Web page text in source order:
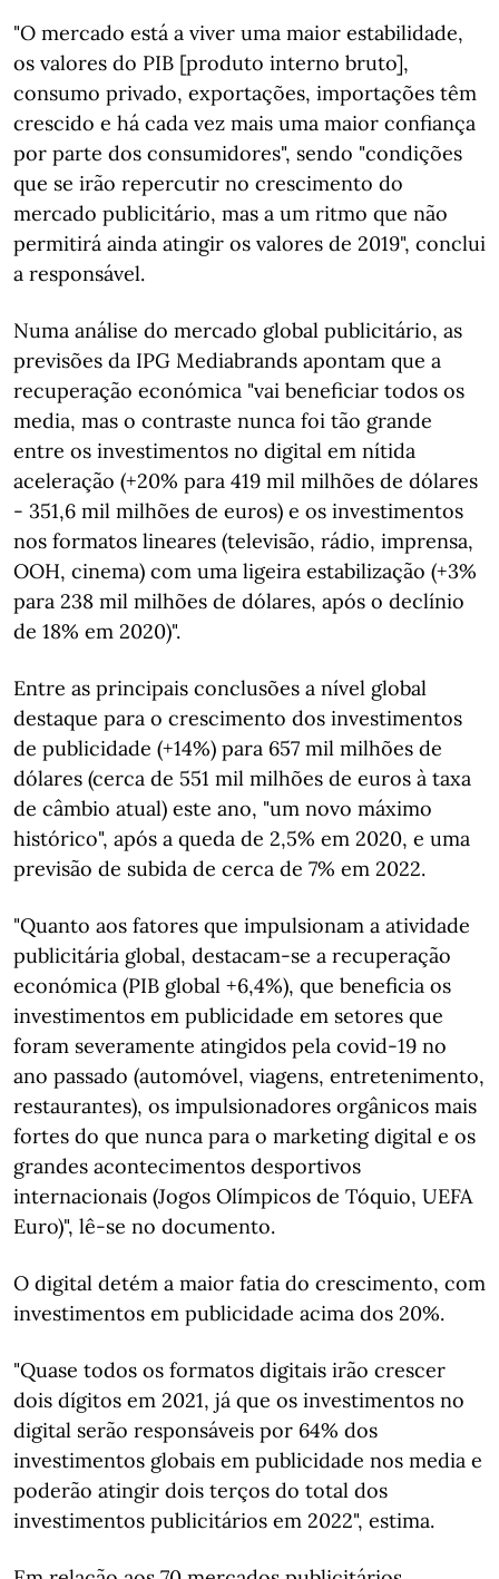
"O mercado está a viver uma maior estabilidade,
os valores do PIB [produto interno bruto],
consumo privado, exportações, importações têm
crescido e há cada vez mais uma maior confiança
por parte dos consumidores", sendo "condições
que se irão repercutir no crescimento do
mercado publicitário, mas a um ritmo que não
permitirá ainda atingir os valores de 2019", conclui
a responsável.
Numa análise do mercado global publicitário, as
previsões da IPG Mediabrands apontam que a
recuperação económica "vai beneficiar todos os
media, mas o contraste nunca foi tão grande
entre os investimentos no digital em nítida
aceleração (+20% para 419 mil milhões de dólares
- 351,6 mil milhões de euros) e os investimentos
nos formatos lineares (televisão, rádio, imprensa,
OOH, cinema) com uma ligeira estabilização (+3%
para 238 mil milhões de dólares, após o declínio
de 18% em 2020)".
Entre as principais conclusões a nível global
destaque para o crescimento dos investimentos
de publicidade (+14%) para 657 mil milhões de
dólares (cerca de 551 mil milhões de euros à taxa
de câmbio atual) este ano, "um novo máximo
histórico", após a queda de 2,5% em 2020, e uma
previsão de subida de cerca de 7% em 2022.
"Quanto aos fatores que impulsionam a atividade
publicitária global, destacam-se a recuperação
económica (PIB global +6,4%), que beneficia os
investimentos em publicidade em setores que
foram severamente atingidos pela covid-19 no
ano passado (automóvel, viagens, entretenimento,
restaurantes), os impulsionadores orgânicos mais
fortes do que nunca para o marketing digital e os
grandes acontecimentos desportivos
internacionais (Jogos Olímpicos de Tóquio, UEFA
Euro)", lê-se no documento.
O digital detém a maior fatia do crescimento, com
investimentos em publicidade acima dos 20%.
"Quase todos os formatos digitais irão crescer
dois dígitos em 2021, já que os investimentos no
digital serão responsáveis por 64% dos
investimentos globais em publicidade nos media e
poderão atingir dois terços do total dos
investimentos publicitários em 2022", estima.